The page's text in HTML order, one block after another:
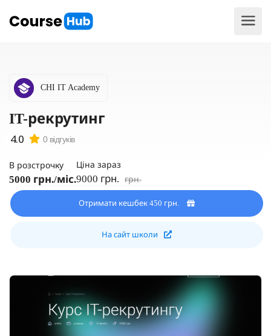
CHI IT Academy
IT-рекрутинг
0 відгуків
В розстрочку
5000 грн./міс.
Ціна зараз
9000 грн. грн.
Отримати кешбек 450 грн.
На сайт школи